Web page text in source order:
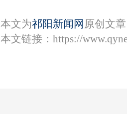
本文为祁阳新闻网 原创文
本文链接： https://